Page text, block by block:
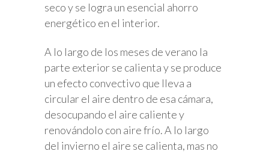
seco y se logra un esencial ahorro
energético en el interior.
A lo largo de los meses de verano la
parte exterior se calienta y se produce
un efecto convectivo que lleva a
circular el aire dentro de esa cámara,
desocupando el aire caliente y
renovándolo con aire frío. A lo largo
del invierno el aire se calienta, mas no